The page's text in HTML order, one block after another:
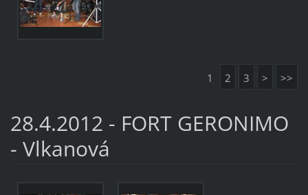
1 2 3 > >>
28.4.2012 - FORT GERONIMO
- Vlkanová